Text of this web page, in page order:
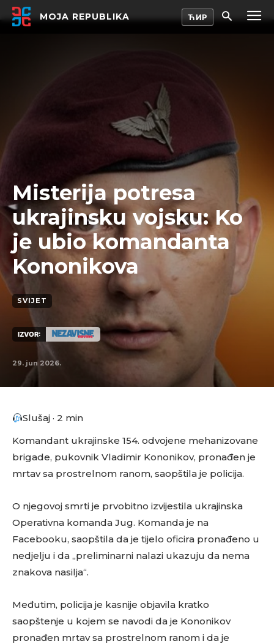
MOJA REPUBLIKA
Misterija potresa
ukrajinsku vojsku: Ko
je ubio komandanta
Kononikova
SVIJET
IZVOR:
29. jun 2026.
Slušaj · 2 min
Komandant ukrajinske 154. odvojene mehanizovane
brigade, pukovnik Vladimir Kononikov, pronađen je
mrtav sa prostrelnom ranom, saopštila je policija.
O njegovoj smrti je prvobitno izvijestila ukrajinska
Operativna komanda Jug. Komanda je na
Facebooku, saopštila da je tijelo oficira pronađeno u
nedjelju i da „preliminarni nalazi ukazuju da nema
znakova nasilja“.
Međutim, policija je kasnije objavila kratko
saopštenje u kojem se navodi da je Kononikov
pronađen mrtav sa prostrelnom ranom i da je